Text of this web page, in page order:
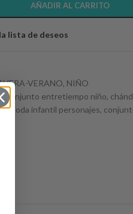
AÑADIR AL CARRITO
lista de deseos
VERANO, NIÑO
, conjunto entretiempo niño,
,moda infantil personajes,